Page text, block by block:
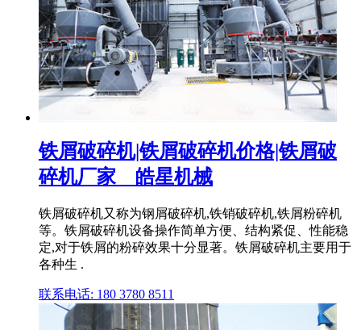
铁屑破碎机|铁屑破碎机价格|铁屑破
碎机厂家__皓星机械
铁屑破碎机又称为钢屑破碎机,铁销破碎机,铁屑粉碎机
等。铁屑破碎机设备操作简单方便、结构紧促、性能稳
定,对于铁屑的粉碎效果十分显著。铁屑破碎机主要用于
各种生 .
联系电话: 180 3780 8511